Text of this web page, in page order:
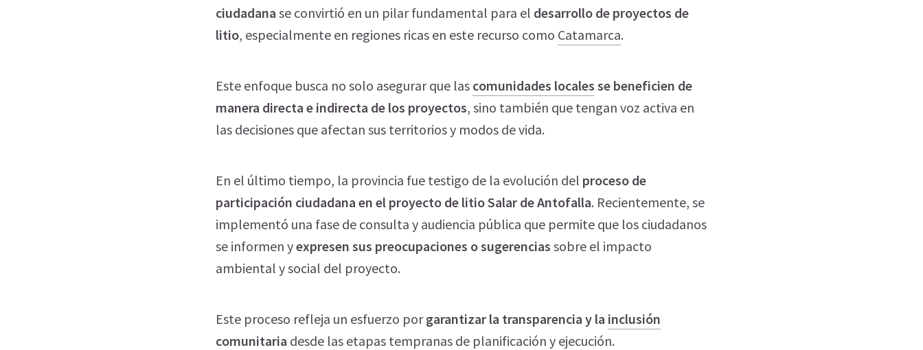
ciudadana se convirtió en un pilar fundamental para el desarrollo de proyectos de
litio, especialmente en regiones ricas en este recurso como Catamarca.
Este enfoque busca no solo asegurar que las comunidades locales se beneficien de
manera directa e indirecta de los proyectos, sino también que tengan voz activa en
las decisiones que afectan sus territorios y modos de vida.
En el último tiempo, la provincia fue testigo de la evolución del proceso de
participación ciudadana en el proyecto de litio Salar de Antofalla. Recientemente, se
implementó una fase de consulta y audiencia pública que permite que los ciudadanos
se informen yexpresen sus preocupaciones o sugerencias sobre el impacto
ambiental y social del proyecto.
Este proceso refleja un esfuerzo porgarantizar la transparencia y la inclusión
comunitaria desde las etapas tempranas de planificación y ejecución.